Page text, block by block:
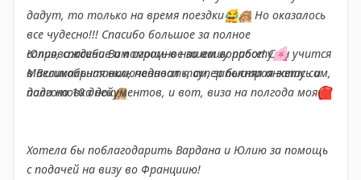
записать меня в визовый центр . Я принимаю
извинения и все предложения. Начинается эпопея с
собиранием документов, записью в визовый центр и
кучей новых вопросов. Записались мы 8 марта со
сдачей документов на 27 мая. (хороший подарок
ожидания - переживания, дадут/не дадут, и на какой
срок.
дадут, то только на время поездки😂🙈 Но оказалось
все чудесно!!! Спасибо большое за полное
сопровождение и помощь в нашем вопросе! Сын учится
в Великобритании, подавал там, заполнял анкету сам,
дали на 10 дней🙈
Юлия, спасибо Вам огромное за вашу работу🌸
Максимальная включенность, супер быстрая запись и
подготовка документов, и вот, виза на полгода моя❤️
Хотела бы поблагодарить Вардана и Юлию за помощь
с подачей на визу во Франциию!